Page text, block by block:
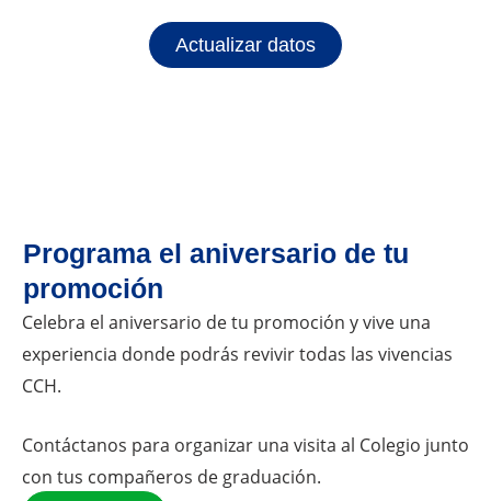
Actualizar datos
Programa el aniversario de tu
promoción
Celebra el aniversario de tu promoción y vive una
experiencia donde podrás revivir todas las vivencias
CCH.
Contáctanos para organizar una visita al Colegio junto
con tus compañeros de graduación.